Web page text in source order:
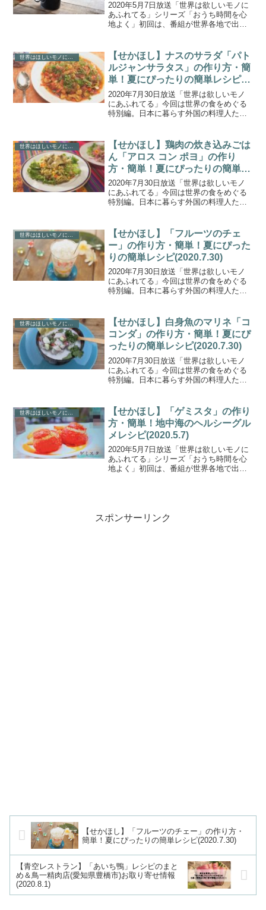
2020年5月7日放送「世界は欲しいモノに
あふれてる」シリーズ「おうち時間を心
地よく」初回は、番組が世界各地で出会
（2011）で準優勝された齋藤久美子さん
が登場し、自宅で簡単...
世界はほしいモノにあふれてる
【せかほし】ナスのサラダ「パト
ルジャンサラタス」の作り方・簡
単！夏にぴったりの簡単レシピ
(2020.7.30)
2020年7月30日放送「世界は欲しいモノ
にあふれてる」今回は世界の食をめぐる
特別編。日本に暮らす外国の料理人たち
シピを教えてくれました。こちらでは、
ナスのサラダ 魔法...
【せかほし】鶏肉の炊き込みごは
ん「アロス コン ポヨ」の作り
方・簡単！夏にぴったりの簡単レ
シピ(2020.7.30)
2020年7月30日放送「世界は欲しいモノ
にあふれてる」今回は世界の食をめぐる
特別編。日本に暮らす外国の料理人たち
シピを教えてくれました。こちらでは、
鶏肉の炊き込みごは...
【せかほし】「フルーツのチェ
ー」の作り方・簡単！夏にぴった
りの簡単レシピ(2020.7.30)
2020年7月30日放送「世界は欲しいモノ
にあふれてる」今回は世界の食をめぐる
特別編。日本に暮らす外国の料理人たち
シピを教えてくれました。こちらでは、
ベトナム料理店オー...
世界はほしいモノにあふれてる
【せかほし】白身魚のマリネ「コ
コンダ」の作り方・簡単！夏にぴ
ったりの簡単レシピ(2020.7.30)
2020年7月30日放送「世界は欲しいモノ
にあふれてる」今回は世界の食をめぐる
特別編。日本に暮らす外国の料理人たち
シピを教えてくれました。こちらでは、
フィジー料理店「A...
【せかほし】「ゲミスタ」の作り
方・簡単！地中海のヘルシーグル
メレシピ(2020.5.7)
2020年5月7日放送「世界は欲しいモノに
あふれてる」シリーズ「おうち時間を心
地よく」初回は、番組が世界各地で出会
スポンサーリンク
【せかほし】「フルーツのチェー」の作り方・
簡単！夏にぴったりの簡単レシピ(2020.7.30)
【青空レストラン】「あいち鴨」レシピのまと
め＆鳥一精肉店(愛知県豊橋市)お取り寄せ情報
(2020.8.1)